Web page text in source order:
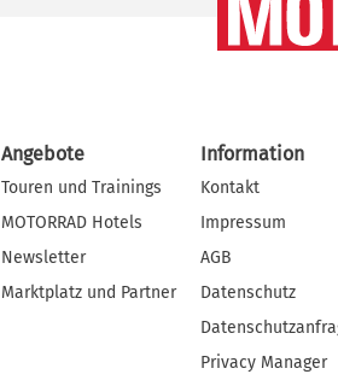
Angebote
Touren und Trainings
MOTORRAD Hotels
Newsletter
Marktplatz und Partner
Information
Kontakt
Impressum
AGB
Datenschutz
Privacy Manager